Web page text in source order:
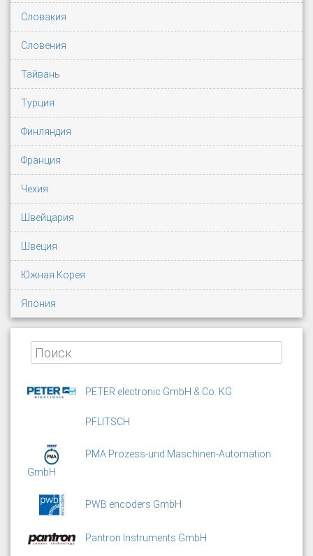
Словакия
Словения
Тайвань
Турция
Финляндия
Франция
Чехия
Швейцария
Швеция
Южная Корея
Япония
PETER electronic GmbH & Co. KG
PFLITSCH
PMA Prozess-und Maschinen-Automation
GmbH
PWB encoders GmbH
Pantron Instruments GmbH